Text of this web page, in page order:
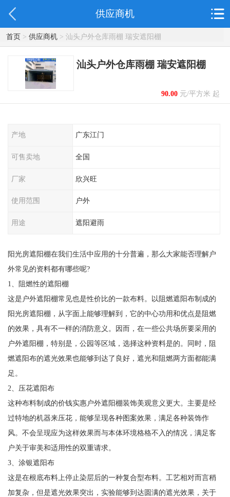
供应商机
首页> 供应商机> 汕头户外仓库雨棚 瑞安遮阳棚
汕头户外仓库雨棚 瑞安遮阳棚
90.00元/平方米 起
产地 广东江门
可售卖地 全国
厂家 欣兴旺
使用范围 户外
用途 遮阳避雨
阳光房遮阳棚在我们生活中应用的十分普遍，那么大家能否理解户
外常见的资料都有哪些呢?
1、阻燃性的遮阳棚
这是户外遮阳棚常见也是性价比的一款布料。以阻燃遮阳布制成的
阳光房遮阳棚，从字面上能够理解到，它的中心功用和优点是阻燃
的效果，具有不一样的消防意义。因而，在一些公共场所要采用的
户外遮阳棚，特别是，公园等区域，选择这种资料是的。同时，阻
燃遮阳布的遮光效果也能够到达了良好，遮光和阻燃两方面都能满
足。
2、压花遮阳布
这种布料制成的价钱实惠户外遮阳棚装饰美观意义更大。主要是经
过特地的机器来压花，能够呈现各种图案效果，满足各种装饰作
风。不会呈现应为这样效果而与本体环境格格不入的情况，满足客
户关于审美和适用性的双重请求。
3、涂银遮阳布
这是在根底布料上停止染层后的一种复合型布料。工艺相对而言稍
加复杂，但是遮光效果突出，实验能够到达圆满的遮光效果，关于